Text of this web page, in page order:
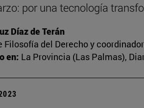
por una tecnología
Díaz de Terán
Filosofía del Derecho y
en: La Provincia (Las Palmas),